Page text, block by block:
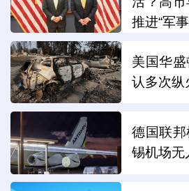
推进“军
美国华
认多次纵
德国联
锡机场无